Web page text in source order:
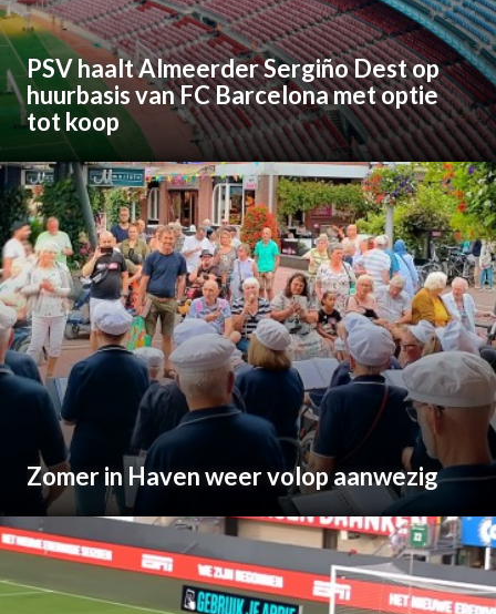
PSV haalt Almeerder Sergiño Dest op
huurbasis van FC Barcelona met optie
tot koop
Zomer in Haven weer volop aanwezig